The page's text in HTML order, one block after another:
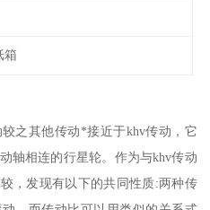
箱
之其他传动*接近于khv传动，它
轴相连的行星轮。作为与khv传动
，发现有以下的共同性质:两种传